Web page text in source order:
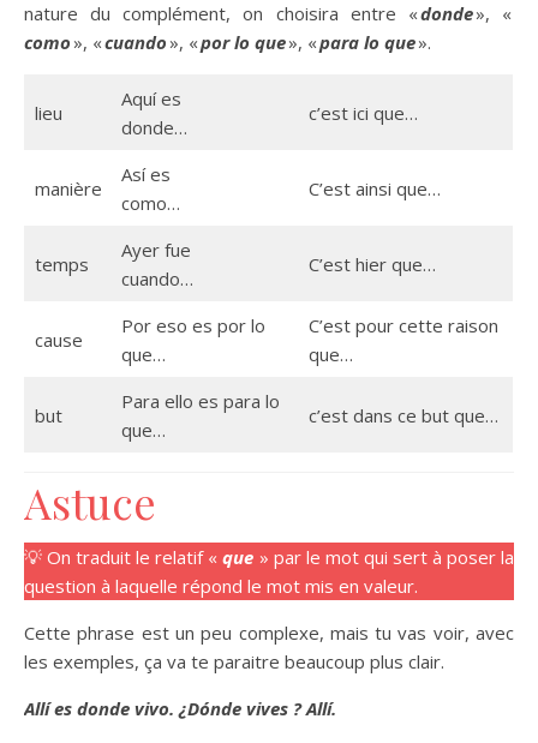
nature du complément, on choisira entre «donde», «
como », «cuando », «por lo que», «para lo que».
lieu
Aquí es
donde…
c’est ici que…
manière
Así es
como…
C’est ainsi que…
temps
Ayer fue
cuando…
C’est hier que…
cause
Por eso es por lo
que…
C’est pour cette raison
que…
but
Para ello es para lo
que…
c’est dans ce but que…
Astuce
💡 On traduit le relatif «que » par le mot qui sert à poser la
question à laquelle répond le mot mis en valeur.
Cette phrase est un peu complexe, mais tu vas voir, avec
les exemples, ça va te paraitre beaucoup plus clair.
Allí es donde vivo. ¿Dónde vives ? Allí.